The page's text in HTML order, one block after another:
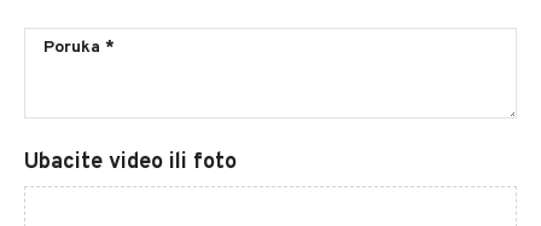
Ubacite video ili foto